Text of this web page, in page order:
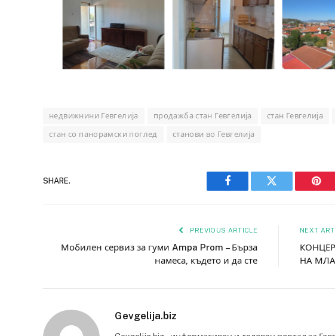
недвижнини Гевгелија продажба стан Гевгелија стан Гевгелија
стан со панорамски поглед станови во Гевгелија
SHARE.
Facebook Twitter
PREVIOUS ARTICLE
Мобилен сервиз за гуми Ampa Prom – Бърза
намеса, където и да сте
NEXT
НА
Gevgelija.biz